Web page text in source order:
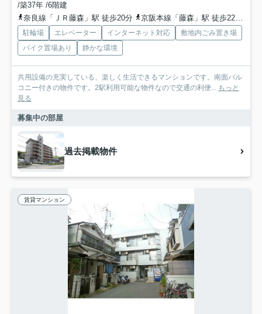
/築37年 /6階建
奈良線「ＪＲ藤森」駅 徒歩20分
京阪本線「藤森」駅 徒歩22分
駐輪場 エレベーター インターネット対応
敷地内ごみ置き場
バイク置場あり
静かな環境
共用設備の充実している、楽しく生活できるマンションです。南面バル
コニー付きの物件です。2駅利用可能な物件なので交通の利便... もっと
見る
募集中の部屋
過去掲載物件
賃貸マンション